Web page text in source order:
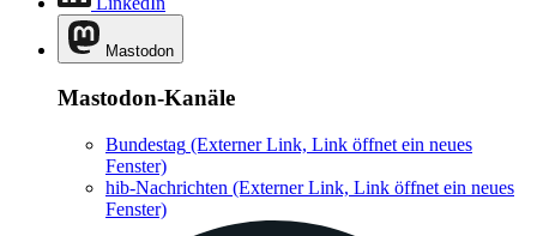
Mastodon
Mastodon-Kanäle
Bundestag (Externer Link, Link öffnet ein neues
Fenster)
hib-Nachrichten (Externer Link, Link öffnet ein neues
Fenster)